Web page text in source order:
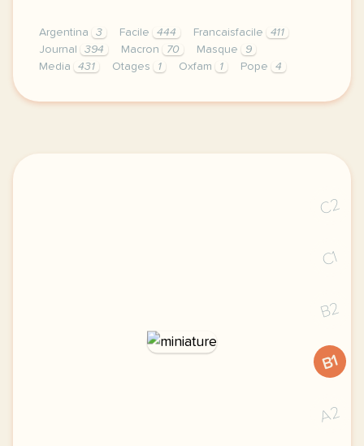
Argentina 3 Facile 444 Francaisfacile
411
Journal
394 Macron 70 Masque
9
Media
431 Otages 1 Oxfam 1 Pope 4
exercice b2 rapport d oxfam sur les milliardaires
C2
C1
B2
B1
A2